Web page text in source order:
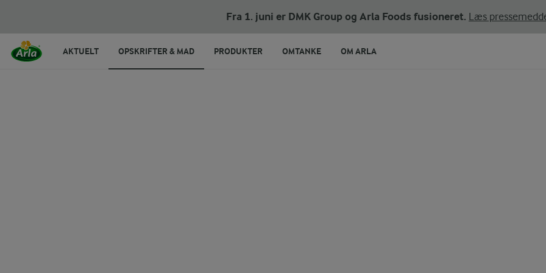
Fra 1. juni er DMK Group og Arla Foods fusioneret. Læs
AKTUELT OPSKRIFTER & MAD PRODUKTER OMTANKE OM ARLA